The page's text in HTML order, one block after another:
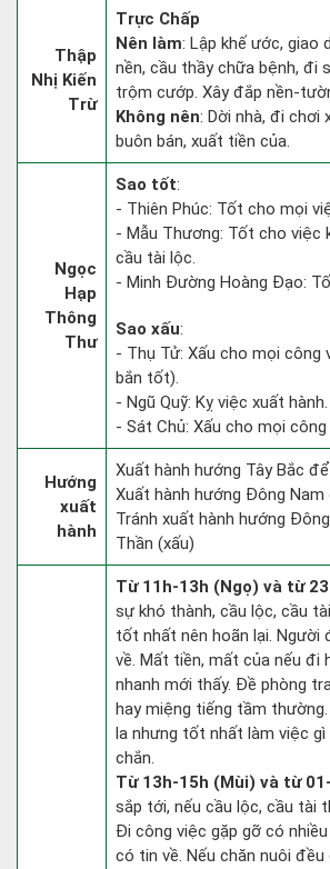
Thập
Nhị Kiến
Trừ
Trực Chấp
Nên làm: Lập khế ước, giao
nền, cầu thầy chữa bệnh, đi
trộm cướp. Xây đắp nền-
Không nên: Dời nhà, đi chơi
buôn bán, xuất tiền của.
Ngọc
Hạp
Thông
Thư
Sao tốt:
- Thiên Phúc: Tốt cho mọi
- Mẫu Thương: Tốt cho việc
cầu tài lộc.
- Minh Đường Hoàng Đạo:
Sao xấu:
- Thụ Tử: Xấu cho mọi công
bắn tốt).
- Ngũ Quỹ: Kỵ việc xuất hành.
- Sát Chủ: Xấu cho mọi công
Hướng
xuất
hành
Xuất hành hướng Tây Bắc
Xuất hành hướng Đông Nam
Tránh xuất hành hướng
Thần (xấu)
Từ 11h-13h (Ngọ) và từ
sự khó thành, cầu lộc, cầu
tốt nhất nên hoãn lại. Người
về. Mất tiền, mất của nếu đi
nhanh mới thấy. Đề phòng
hay miệng tiếng tầm
la nhưng tốt nhất làm việc gì
chắn.
Từ 13h-15h (Mùi) và từ
sắp tới, nếu cầu lộc, cầu tài
Đi công việc gặp gỡ có
có tin về. Nếu chăn nuôi đều